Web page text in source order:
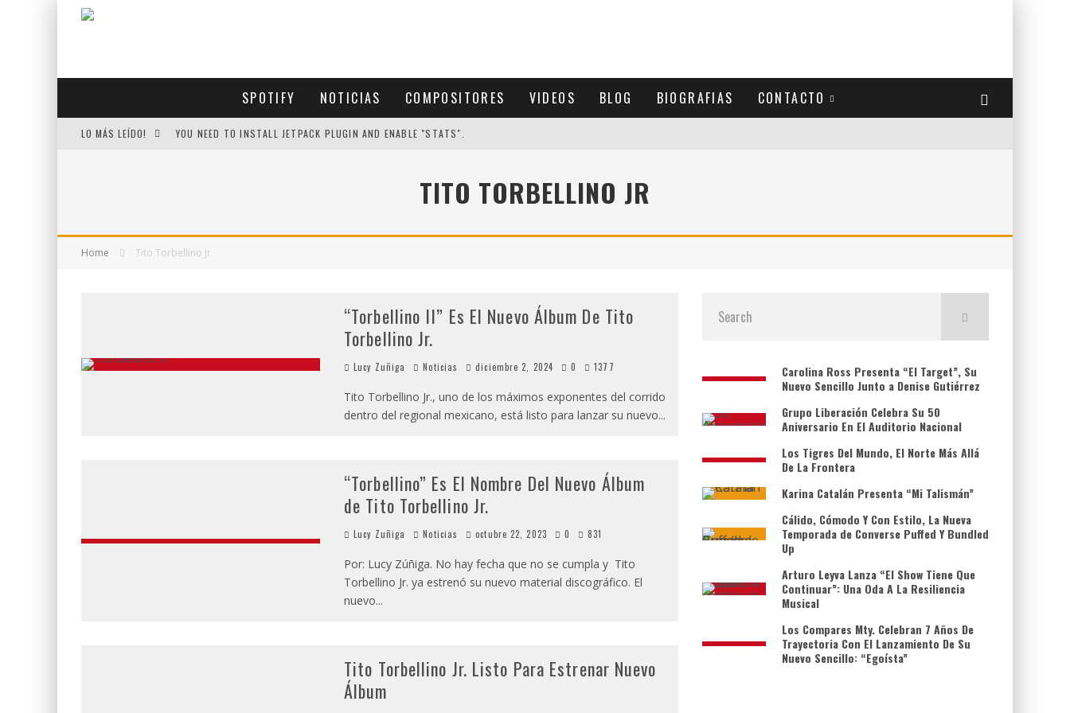
SPOTIFY NOTICIAS COMPOSITORES VIDEOS BLOG BIOGRAFIAS CONTACTO
LO MÁS LEÍDO! YOU NEED TO INSTALL JETPACK PLUGIN AND ENABLE "STATS".
TITO TORBELLINO JR
Home Tito Torbellino Jr
“Torbellino II” Es El Nuevo Álbum De Tito
Torbellino Jr.
Lucy Zuñiga Noticias diciembre 2, 2024 0 1377
Tito Torbellino Jr., uno de los máximos exponentes del corrido
dentro del regional mexicano, está listo para lanzar su nuevo...
“Torbellino” Es El Nombre Del Nuevo Álbum
de Tito Torbellino Jr.
Lucy Zuñiga Noticias octubre 22, 2023 0 831
Por: Lucy Zúñiga. No hay fecha que no se cumpla y Tito
Torbellino Jr. ya estrenó su nuevo material discográfico. El
nuevo...
Tito Torbellino Jr. Listo Para Estrenar Nuevo
Álbum
Carolina Ross Presenta “El Target”, Su
Nuevo Sencillo Junto a Denise Gutiérrez
Grupo Liberación Celebra Su 50
Aniversario En El Auditorio Nacional
Los Tigres Del Mundo, El Norte Más Allá
De La Frontera
Karina Catalán Presenta “Mi Talismán”
Cálido, Cómodo Y Con Estilo, La Nueva
Temporada de Converse Puffed Y Bundled
Up
Arturo Leyva Lanza “El Show Tiene Que
Continuar”: Una Oda A La Resiliencia
Musical
Los Compares Mty. Celebran 7 Años De
Trayectoria Con El Lanzamiento De Su
Nuevo Sencillo: “Egoísta”